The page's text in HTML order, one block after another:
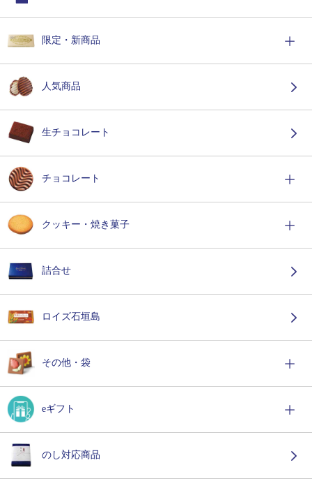
限定・新商品
人気商品
生チョコレート
チョコレート
クッキー・焼き菓子
詰合せ
ロイズ石垣島
その他・袋
eギフト
のし対応商品